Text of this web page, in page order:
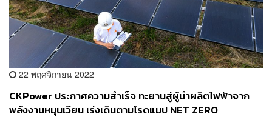
22 พฤศจิกายน 2022
CKPower ประกาศความสำเร็จ ทะยานสู่ผู้นำผลิตไฟฟ้าจาก
พลังงานหมุนเวียน เร่งเดินตามโรดแมป NET ZERO